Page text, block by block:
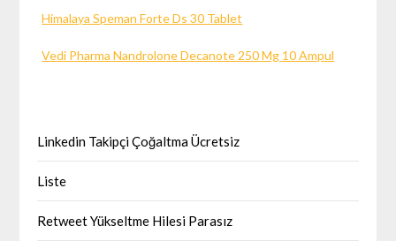
Himalaya Speman Forte Ds 30 Tablet
Vedi Pharma Nandrolone Decanote 250 Mg 10 Ampul
Linkedin Takipçi Çoğaltma Ücretsiz
Liste
Retweet Yükseltme Hilesi Parasız